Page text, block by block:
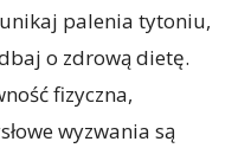
palenia tytoniu,
o zdrową dietę.
fizyczna,
wyzwania są